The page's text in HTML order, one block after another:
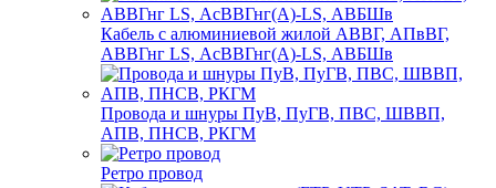
Кабель с алюминиевой жилой АВВГ, АПвВГ,
АВВГнг LS, АсВВГнг(А)-LS, АВБШв
Провода и шнуры ПуВ, ПуГВ, ПВС, ШВВП,
АПВ, ПНСВ, РКГМ
Ретро провод